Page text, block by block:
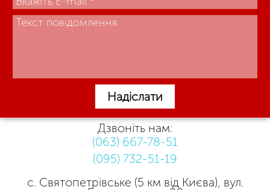
Надіслати
Дзвоніть нам:
(063) 667-78-51
(095) 732-51-19
с. Святопетрівське (5 км від Києва), вул.